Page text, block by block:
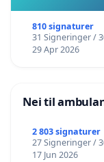
810 signaturer
31 Signeringer /
29 Apr 2026
Nei til
2 803 signaturer
27 Signeringer /
17 Jun 2026